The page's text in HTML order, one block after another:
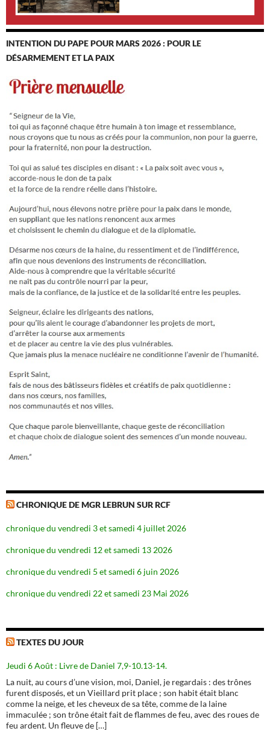
INTENTION DU PAPE POUR MARS 2026 : POUR LE
DÉSARMEMENT ET LA PAIX
CHRONIQUE DE MGR LEBRUN SUR RCF
chronique du vendredi 3 et samedi 4 juillet 2026
chronique du vendredi 12 et samedi 13 2026
chronique du vendredi 5 et samedi 6 juin 2026
chronique du vendredi 22 et samedi 23 Mai 2026
TEXTES DU JOUR
Jeudi 6 Août : Livre de Daniel 7,9-10.13-14.
La nuit, au cours d’une vision, moi, Daniel, je regardais : des trônes
furent disposés, et un Vieillard prit place ; son habit était blanc
comme la neige, et les cheveux de sa tête, comme de la laine
immaculée ; son trône était fait de flammes de feu, avec des roues de
feu ardent. Un fleuve de […]